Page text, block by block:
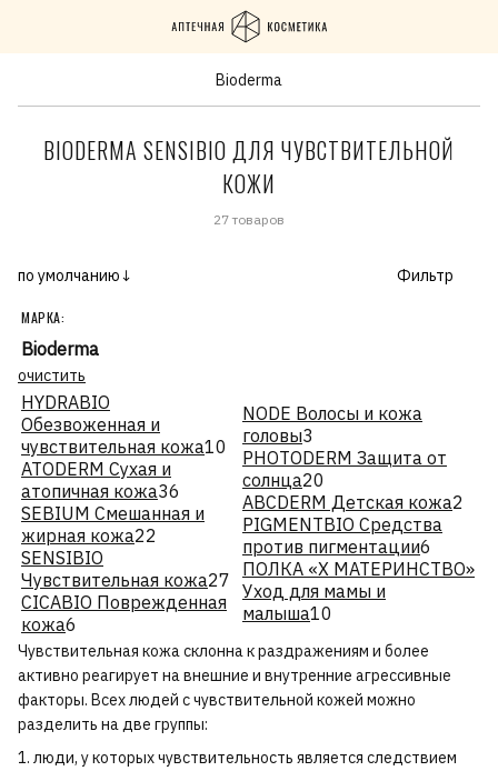
Bioderma
BIODERMA SENSIBIO ДЛЯ ЧУВСТВИТЕЛЬНОЙ
КОЖИ
27 товаров
по умолчанию↓ Фильтр
МАРКА:
Bioderma
очистить
HYDRABIO
Обезвоженная и
чувствительная кожа10
ATODERM Сухая и
атопичная кожа36
SEBIUM Смешанная и
жирная кожа22
SENSIBIO
Чувствительная кожа27
CICABIO Поврежденная
кожа6
NODE Волосы и кожа
головы3
PHOTODERM Защита от
солнца20
ABCDERM Детская кожа2
PIGMENTBIO Средства
против пигментации6
ПОЛКА «Х МАТЕРИНСТВО»
Уход для мамы и
малыша10
Чувствительная кожа склонна к раздражениям и более
активно реагирует на внешние и внутренние агрессивные
факторы. Всех людей с чувствительной кожей можно
разделить на две группы:
1. люди, у которых чувствительность является следствием